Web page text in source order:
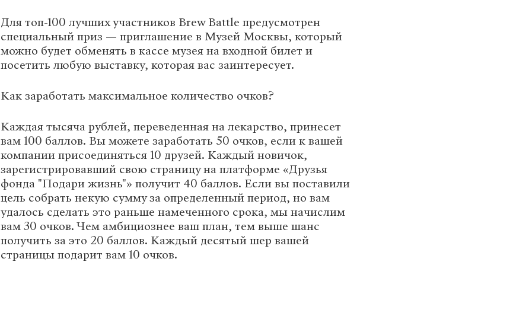
Для топ-100 лучших участников Brew Battle предусмотрен
специальный приз — приглашение в Музей Москвы, который
можно будет обменять в кассе музея на входной билет и
посетить любую выставку, которая вас заинтересует.
Как заработать максимальное количество очков?
Каждая тысяча рублей, переведенная на лекарство, принесет
вам 100 баллов. Вы можете заработать 50 очков, если к вашей
компании присоединяться 10 друзей. Каждый новичок,
зарегистрировавший свою страницу на платформе «Друзья
фонда "Подари жизнь"» получит 40 баллов. Если вы поставили
цель собрать некую сумму за определенный период, но вам
удалось сделать это раньше намеченного срока, мы начислим
вам 30 очков. Чем амбициознее ваш план, тем выше шанс
получить за это 20 баллов. Каждый десятый шер вашей
страницы подарит вам 10 очков.